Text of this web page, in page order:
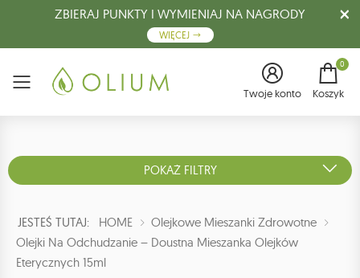
ZBIERAJ PUNKTY I WYMIENIAJ NA NAGRODY
WIĘCEJ
Menu Twoje konto
0
Koszyk
POKAŻ FILTRY
JESTEŚ TUTAJ: HOME
Olejkowe Mieszanki Zdrowotne
Olejki Na Odchudzanie – Doustna Mieszanka Olejków
Eterycznych 15ml